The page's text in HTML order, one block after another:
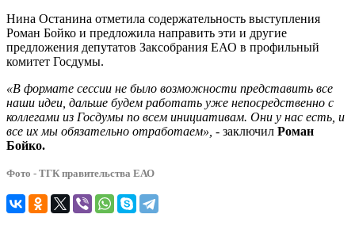
Нина Останина отметила содержательность выступления
Роман Бойко и предложила направить эти и другие
предложения депутатов Заксобрания ЕАО в профильный
комитет Госдумы.
«В формате сессии не было возможности представить все
наши идеи, дальше будем работать уже непосредственно с
коллегами из Госдумы по всем инициативам. Они у нас есть, и
все их мы обязательно отработаем», - заключил Роман
Бойко.
Фото - ТГК правительства ЕАО